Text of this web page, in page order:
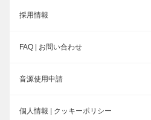
採用情報
FAQ | お問い合わせ
音源使用申請
個人情報 | クッキーポリシー